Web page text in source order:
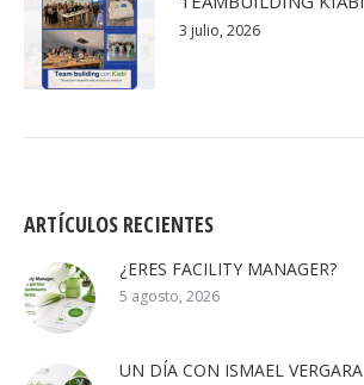
3 julio, 2026
ARTÍCULOS RECIENTES
¿ERES FACILITY MANAGER?
5 agosto, 2026
UN DÍA CON ISMAEL VERGARA